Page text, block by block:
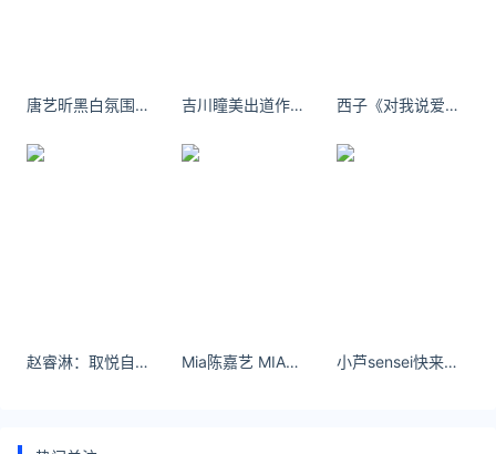
唐艺昕黑白氛围感穿白色束腰长裙优雅性感 吉川瞳美出道作品MOGI-022是怎么回事？ 西子《对我说爱你-视频花絮》作品封面图
赵睿淋：取悦自己才是心之所向#美出高级感 #禁欲系 Mia陈嘉艺 MIA韩国化妆室 - 小红书 小芦sensei快来私信加我，快给我[舔屏] ​​​